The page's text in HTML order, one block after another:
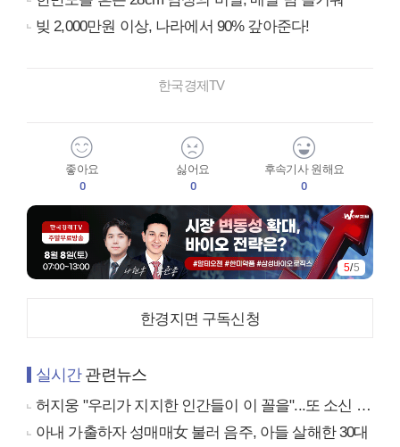
빚 2,000만원 이상, 나라에서 90% 갚아준다!
한국경제TV
좋아요
0
싫어요
0
후속기사 원해요
0
5/5
한경지면 구독신청
실시간관련뉴스
허지웅 "우리가 지지한 인간들이 이 꼴을"...또 소신 발언
아내 가출하자 성매매女 불러 음주, 아들 살해한 30대